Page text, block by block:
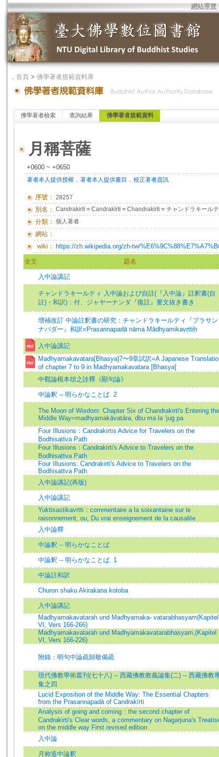
網站導覽
． 首頁 > 佛學著者規範資料庫
佛學著者檢索 查詢結果 佛學著者規範資料
月稱菩薩
+0600 ~ +0650
著者本人提供授權 ． 著者本人提供書目 ． 校正著者資訊
序號： 28257
別名： Candrakirti = Candrakīrti = Chandrakirti = チャンドラキール
分類： 個人著者
網站：
wiki：
https://zh.wikipedia.org/zh-tw/
全文 題名
入中論講記
チャンドラキールティ 入中論および自註(『入中論』註釈書(自
註)・和訳)：付、ジャヤーナンダ『復註』要文抜き書き
増補改訂 中論註釈書の研究：チャンドラキールティ『プラサン
ナパダー』和訳=Prasannapadā nāma Mādhyamikavṛttiḥ
入中論講記
Madhyamakavatara[Bhasya]7〜9章試訳=A Japanese
of chapter 7 to 9 in Madhyamakavatara [Bhasya]
中觀論根本頌之詮釋《顯句論》
中論釈 -- 明らかなことば. 2
The Moon of Wisdom: Chapter Six of Chandrakirti's Entering the
Middle Way=madhyamakāvatāra, dbu ma la ‘jug pa
Four Illusions：Candrakirtis Advice for Travelers on the
Bodhisattva Path
Four Illusions：Candrakirti's Advice to Travelers on the
Bodhisattva Path
Four Illusions: Candrakirti's Advice to Travelers on the
Bodhisattva Path
入中論講記(再版)
入中論講記
Yuktisastikavrtti：commentaire a la soixantaine sur le
raisonnement, ou, Du vrai enseignement de la causalite
入中論釋
中論釈 -- 明らかなことば
中論釈 -- 明らかなことば. 1
中論註和訳
Churon shaku Akirakana kotoba
入中論講記
Madhyamakavatarah und Madhyamaka- vatarabhasyam(Kapitel
VI, Vers 166-266)
Madhyamakavatarah und Madhyamakavatarabhasyam,(Kapitel
VI, Vers 166-226)
附錄：明句中論疏歸敬偈疏
現代佛教學術叢刊(七十八) -- 西藏佛教教義論集(二) -- 西藏佛教
集之四
Lucid Exposition of the Middle Way: The Essential Chapters
from the Prasannapadā of Candrakīrti
Analysis of going and coming：the second chapter of
Candrakirti's Clear words, a commentary on Nagarjuna's
on the middle way First revised edition
入中論
月称造中論釈